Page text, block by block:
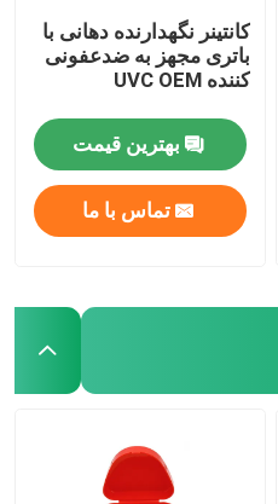
کانتینر نگهدارنده دهانی با
باتری مجهز به ضدعفونی
کننده UVC OEM
بهترین قیمت
تماس با ما